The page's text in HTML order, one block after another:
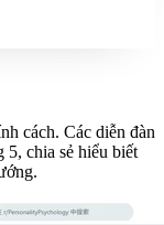
cách. Các diễn đàn
chia sẻ hiểu biết